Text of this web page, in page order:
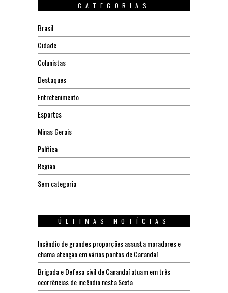
CATEGORIAS
Brasil
Cidade
Colunistas
Destaques
Entretenimento
Esportes
Minas Gerais
Política
Região
Sem categoria
ÚLTIMAS NOTÍCIAS
Incêndio de grandes proporções assusta moradores e
chama atenção em vários pontos de Carandaí
Brigada e Defesa civil de Carandaí atuam em três
ocorrências de incêndio nesta Sexta